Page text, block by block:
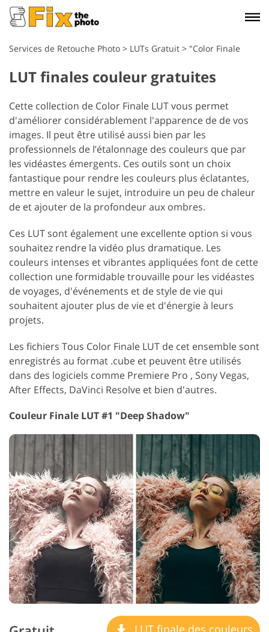
Services de Retouche Photo > LUTs Gratuit > "Color Finale
LUT finales couleur gratuites
Cette collection de Color Finale LUT vous permet
d'améliorer considérablement l'apparence de de vos
images. Il peut être utilisé aussi bien par les
professionnels de l’étalonnage des couleurs que par
les vidéastes émergents. Ces outils sont un choix
fantastique pour rendre les couleurs plus éclatantes,
mettre en valeur le sujet, introduire un peu de chaleur
de et ajouter de la profondeur aux ombres.
Ces LUT sont également une excellente option si vous
souhaitez rendre la vidéo plus dramatique. Les
couleurs intenses et vibrantes appliquées font de cette
collection une formidable trouvaille pour les vidéastes
de voyages, d'événements et de style de vie qui
souhaitent ajouter plus de vie et d'énergie à leurs
projets.
Les fichiers Tous Color Finale LUT de cet ensemble sont
enregistrés au format .cube et peuvent être utilisés
dans des logiciels comme Premiere Pro , Sony Vegas,
After Effects, DaVinci Resolve et bien d'autres.
Couleur Finale LUT #1 "Deep Shadow"
LUT finale des couleurs